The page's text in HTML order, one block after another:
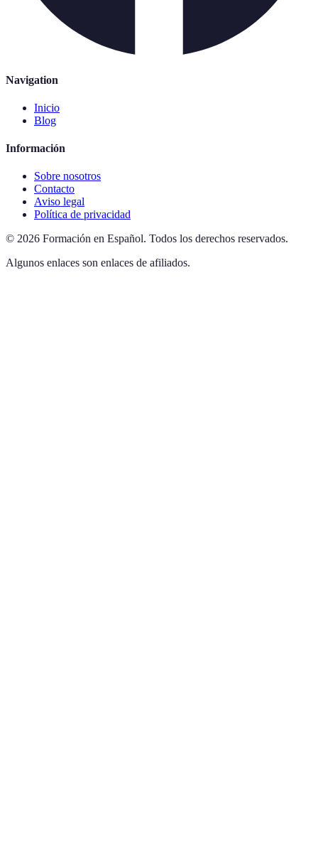
Navigation
Inicio
Blog
Información
Sobre nosotros
Contacto
Aviso legal
Política de privacidad
© 2026 Formación en Español. Todos los derechos reservados.
Algunos enlaces son enlaces de afiliados.